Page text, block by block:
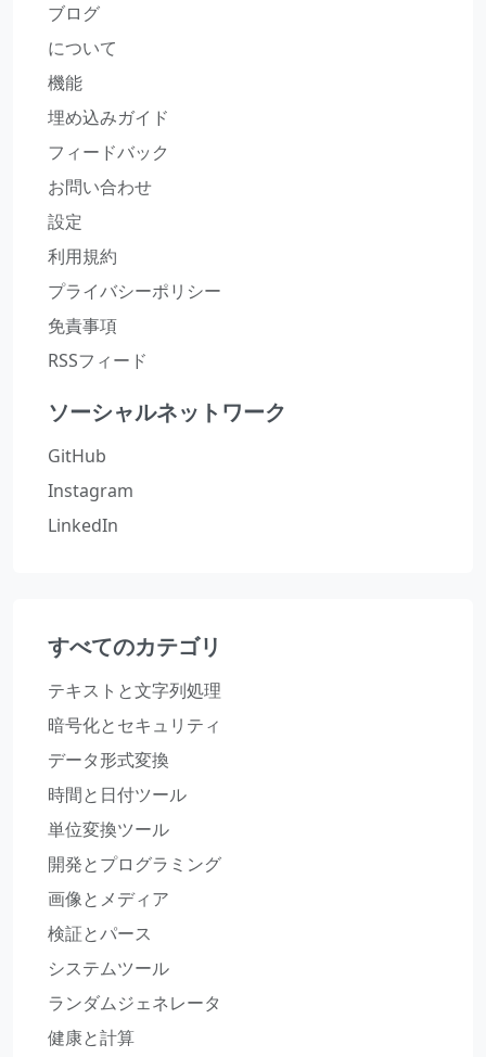
ブログ
について
機能
埋め込みガイド
フィードバック
お問い合わせ
設定
利用規約
プライバシーポリシー
免責事項
RSSフィード
ソーシャルネットワーク
GitHub
Instagram
LinkedIn
すべてのカテゴリ
テキストと文字列処理
暗号化とセキュリティ
データ形式変換
時間と日付ツール
単位変換ツール
開発とプログラミング
画像とメディア
検証とパース
システムツール
ランダムジェネレータ
健康と計算